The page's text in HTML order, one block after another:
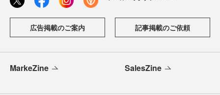
広告掲載のご案内 記事掲載のご依頼
MarkeZine SalesZine